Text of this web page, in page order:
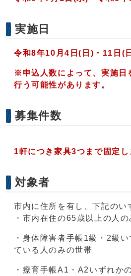
実施日
令和8年10月4日(日)・11日(
※申込人数によって、実施日
行う可能性があります。
募集件数
1軒につき家具3つまで固定
対象者
市内に住所を有し、下記のい
・市内在住の65歳以上の人の
・身体障害者手帳1級・2級
ている人のみの世帯
・療育手帳A1・A2いずれか